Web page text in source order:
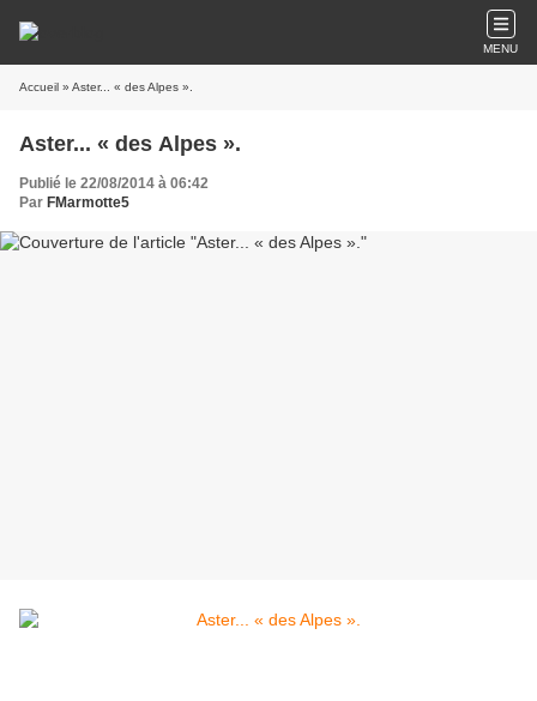
MENU
Accueil » Aster... « des Alpes ».
Aster... « des Alpes ».
Publié le 22/08/2014 à 06:42
Par FMarmotte5